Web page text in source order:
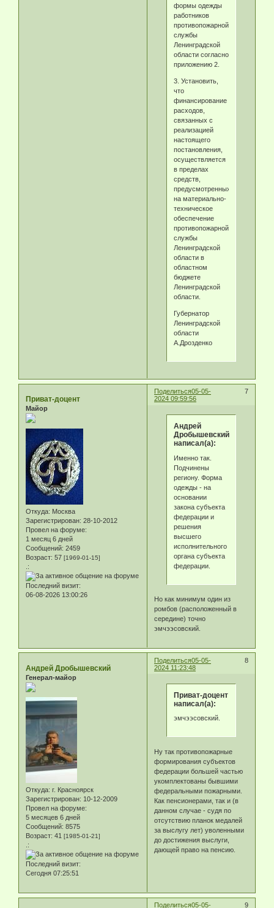
формы одежды
работников
противопожарной
службы
Ленинградской
области согласно
приложению 2.
3. Установить,
что
финансирование
расходов,
связанных с
реализацией
настоящего
постановления,
осуществляется
в пределах
средств,
предусмотренных
на материально-
техническое
обеспечение
противопожарной
службы
Ленинградской
области в
областном
бюджете
Ленинградской
области.
Губернатор
Ленинградской
области
А.Дрозденко
Поделиться 7
05-05-
2024 09:59:56
Приват-доцент
Майор
Откуда: Москва
Зарегистрирован: 28-10-2012
Провел на форуме:
1 месяц 6 дней
Сообщений: 2459
Возраст: 57 [1969-01-15]
.:
Последний визит:
06-08-2026 13:00:26
Андрей
Дробышевский
написал(а):
Именно так.
Подчинены
региону. Форма
одежды - на
основании
закона субъекта
федерации и
решения
высшего
исполнительного
органа субъекта
федерации.
Но как минимум один из
ромбов (расположенный в
середине) точно
эмчээсовский.
Поделиться 8
05-05-
2024 11:23:48
Андрей Дробышевский
Генерал-майор
Откуда: г. Красноярск
Зарегистрирован: 10-12-2009
Провел на форуме:
5 месяцев 6 дней
Сообщений: 8575
Возраст: 41 [1985-01-21]
.:
Последний визит:
Сегодня 07:25:51
Приват-доцент
написал(а):
эмчээсовский.
Ну так противопожарные
формирования субъектов
федерации большей частью
укомплектованы бывшими
федеральными пожарными.
Как пенсионерами, так и (в
данном случае - судя по
отсутствию планок медалей
за выслугу лет) уволенными
до достижения выслуги,
дающей право на пенсию.
Поделиться 9
05-05-